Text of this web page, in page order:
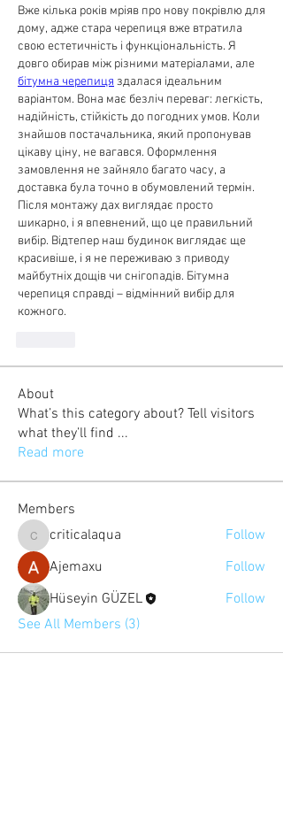
Вже кілька років мріяв про нову покрівлю для
дому, адже стара черепиця вже втратила
свою естетичність і функціональність. Я
бітумна черепиця здалася ідеальним
варіантом. Вона має безліч переваг: легкість,
надійність, стійкість до погодних умов. Коли
знайшов постачальника, який пропонував
цікаву ціну, не вагався. Оформлення
замовлення не зайняло багато часу, а
доставка була точно в обумовлений термін.
Після монтажу дах виглядає просто
шикарно, і я впевнений, що це правильний
вибір. Відтепер наш будинок виглядає ще
красивіше, і я не переживаю з приводу
майбутніх дощів чи снігопадів. Бітумна
черепиця справді – відмінний вибір для
кожного.
About
What’s this category about? Tell visitors
what they’ll find ...
Read more
Members
criticalaqua
criticalaqua
Follow
Ajemaxu
Follow
Hüseyin GÜZEL
Follow
See All Members (3)